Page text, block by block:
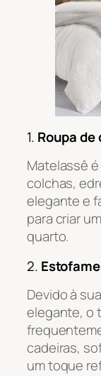
1. Roupa de
Matelassê
colchas,
elegante e
para criar
quarto.
2.
Devido à
elegante, o
cadeiras,
um toque